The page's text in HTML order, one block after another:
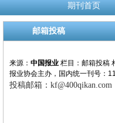
期刊首页
邮箱投稿
来源： 中国报业 栏目： 邮箱投稿
报业协会主办，国内统一刊号：
投稿邮箱： kf@400qikan.com